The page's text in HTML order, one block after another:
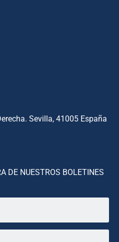
Sevilla, 41005 España
DE NUESTROS BOLETINES